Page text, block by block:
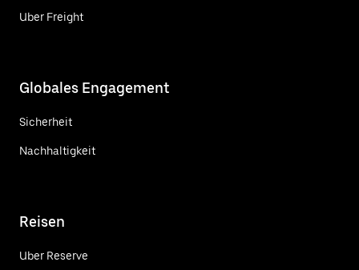
Uber Freight
Globales Engagement
Sicherheit
Nachhaltigkeit
Reisen
Uber Reserve